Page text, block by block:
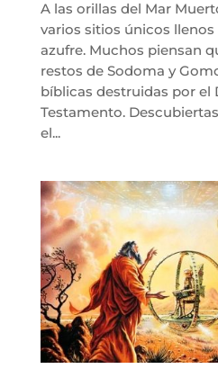
A las orillas del Mar
varios sitios únicos
azufre. Muchos piensan
restos de Sodoma y
bíblicas destruidas por el
Testamento.
el...